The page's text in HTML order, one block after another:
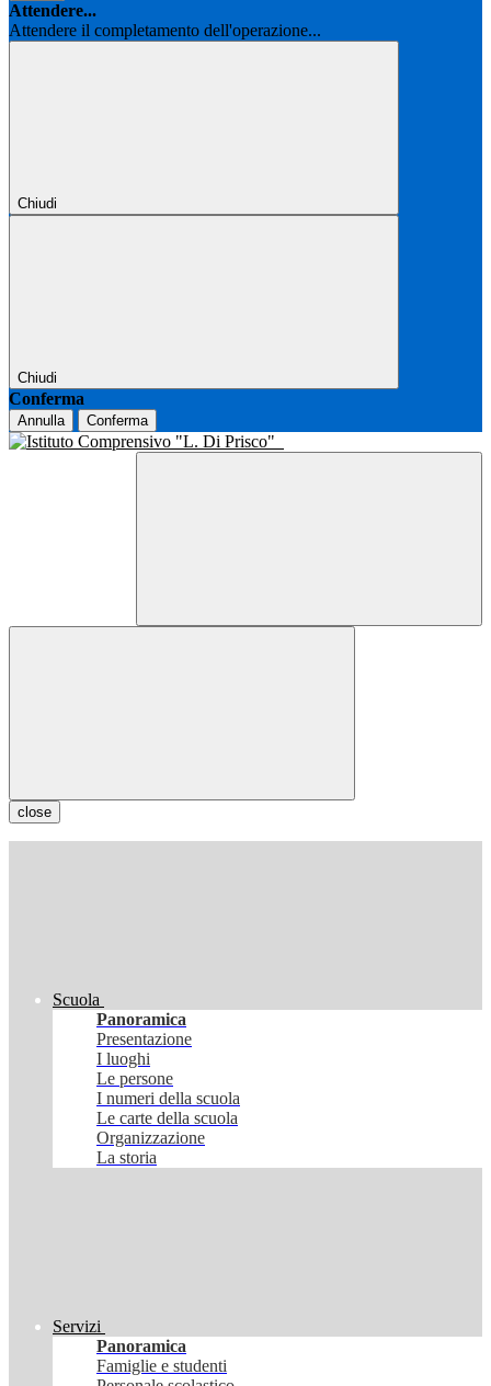
Attendere...
Attendere il completamento dell'operazione...
Chiudi
Chiudi
Conferma
Annulla Conferma
close
Scuola
Panoramica
Presentazione
I luoghi
Le persone
I numeri della scuola
Le carte della scuola
Organizzazione
La storia
Servizi
Panoramica
Famiglie e studenti